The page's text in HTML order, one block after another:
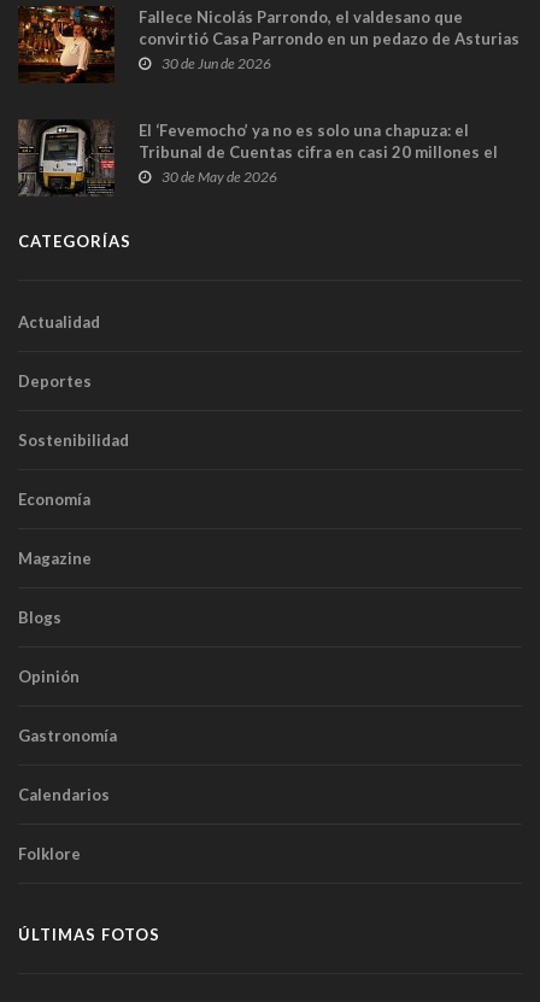
Fallece Nicolás Parrondo, el valdesano que
convirtió Casa Parrondo en un pedazo de Asturias
en Madrid
30 de Jun de 2026
El ‘Fevemocho’ ya no es solo una chapuza: el
Tribunal de Cuentas cifra en casi 20 millones el
sobrecoste de los trenes que no cabían por los
30 de May de 2026
CATEGORÍAS
Actualidad
Deportes
Sostenibilidad
Economía
Magazine
Blogs
Opinión
Gastronomía
Calendarios
Folklore
ÚLTIMAS FOTOS